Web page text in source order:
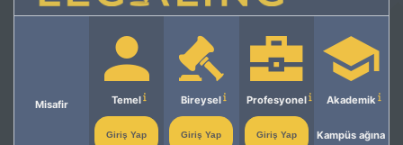
Misafir Temel
Giriş Yap
Bireysel
Giriş Yap
Profesyonel
Giriş Yap
Akademik
Kampüs ağına